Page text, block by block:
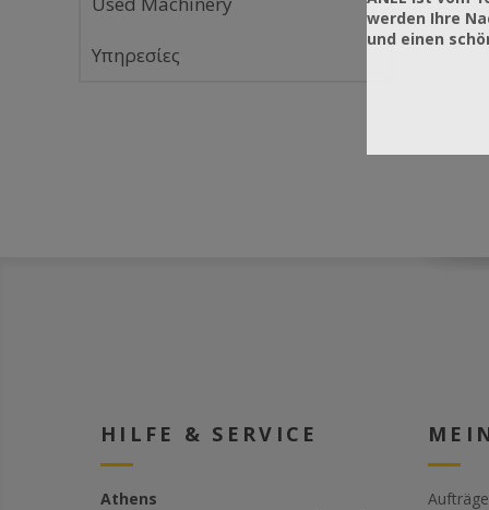
Υπηρεσίες
HILFE & SERVICE
Athens
Aufträge
werden Ihre
und einen